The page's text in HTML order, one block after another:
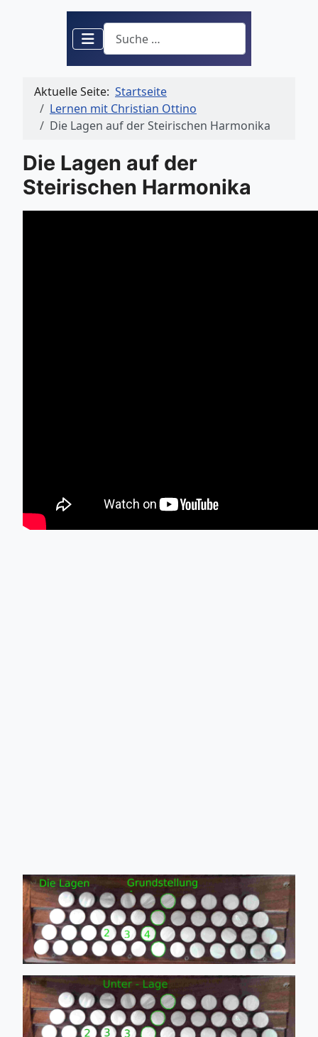
Suchen
Aktuelle Seite: Startseite
Lernen mit Christian Ottino
Die Lagen auf der Steirischen Harmonika
Die Lagen auf der
Steirischen Harmonika